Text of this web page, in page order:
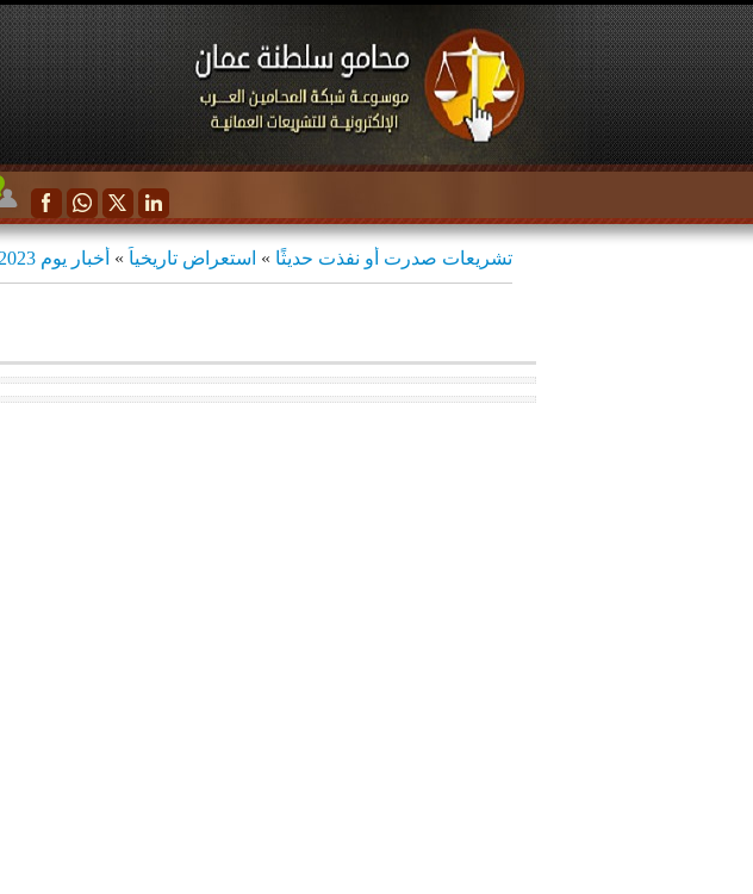
تشريعات صدرت أو نفذت حديثًا » استعراض تاريخياً » أخبار يوم 19/10/2023